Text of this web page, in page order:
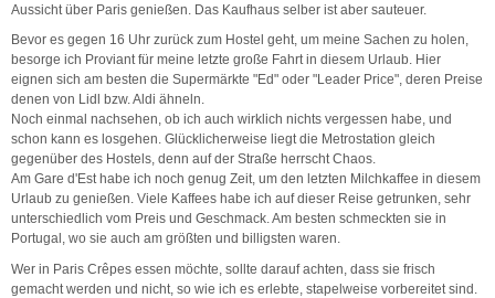
Aussicht über Paris genießen. Das Kaufhaus selber ist aber sauteuer.
Bevor es gegen 16 Uhr zurück zum Hostel geht, um meine Sachen zu holen,
besorge ich Proviant für meine letzte große Fahrt in diesem Urlaub. Hier
eignen sich am besten die Supermärkte "Ed" oder "Leader Price", deren Preise
denen von Lidl bzw. Aldi ähneln.
Noch einmal nachsehen, ob ich auch wirklich nichts vergessen habe, und
schon kann es losgehen. Glücklicherweise liegt die Metrostation gleich
gegenüber des Hostels, denn auf der Straße herrscht Chaos.
Am Gare d'Est habe ich noch genug Zeit, um den letzten Milchkaffee in diesem
Urlaub zu genießen. Viele Kaffees habe ich auf dieser Reise getrunken, sehr
unterschiedlich vom Preis und Geschmack. Am besten schmeckten sie in
Portugal, wo sie auch am größten und billigsten waren.
Wer in Paris Crêpes essen möchte, sollte darauf achten, dass sie frisch
gemacht werden und nicht, so wie ich es erlebte, stapelweise vorbereitet sind.